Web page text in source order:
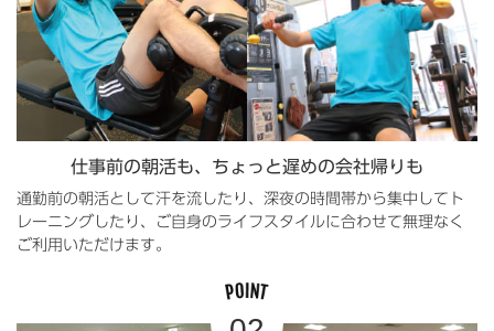
仕事前の朝活も、ちょっと遅めの会社帰りも
通勤前の朝活として汗を流したり、深夜の時間帯から集中してト
レーニングしたり、ご自身のライフスタイルに合わせて無理なく
ご利用いただけます。